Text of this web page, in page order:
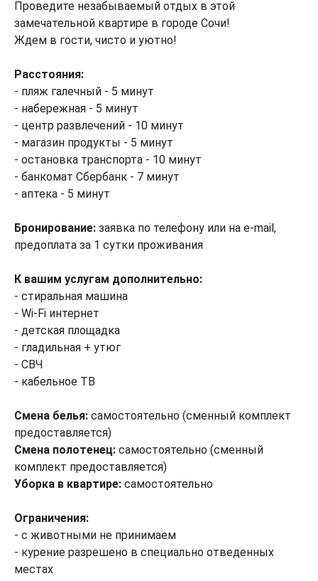
Проведите незабываемый отдых в этой
замечательной квартире в городе Сочи!
Ждем в гости, чисто и уютно!
Расстояния:
- пляж галечный - 5 минут
- набережная - 5 минут
- центр развлечений - 10 минут
- магазин продукты - 5 минут
- остановка транспорта - 10 минут
- банкомат Сбербанк - 7 минут
- аптека - 5 минут
Бронирование: заявка по телефону или на e-mail,
предоплата за 1 сутки проживания
К вашим услугам дополнительно:
- стиральная машина
- Wi-Fi интернет
- детская площадка
- гладильная + утюг
- СВЧ
- кабельное ТВ
Смена белья: самостоятельно (сменный комплект
предоставляется)
Смена полотенец: самостоятельно (сменный
комплект предоставляется)
Уборка в квартире: самостоятельно
Ограничения:
- с животными не принимаем
- курение разрешено в специально отведенных
местах